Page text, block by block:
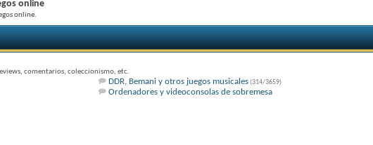
online
online.
comentarios, coleccionismo, etc.
DDR, Bemani y otros juegos musicales(314/3659)
Ordenadores y videoconsolas de sobremesa